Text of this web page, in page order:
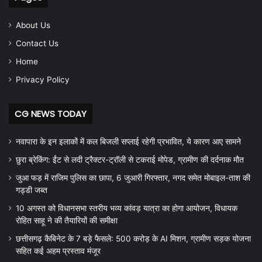
About Us
Contact Us
Home
Privacy Policy
CG NEWS TODAY
नवापारा के इन इलाकों में कल बिजली सप्लाई रहेगी प्रभावित, ये कारण आए सामने
छुरा ब्रेकिंग: ईंट से लदी ट्रैक्टर-ट्रॉली से टकराई मोपेड, ग्रामीण की दर्दनाक मौत
जुआ फड़ में राजिम पुलिस का छापा, 6 जुआरी गिरफ्तार, नगद समेत मोबाइल-ताश की
गड्डी जब्त
10 अगस्त को विधानसभा स्तरीय भव्य कांवड़ यात्रा का होगा आयोजन, विधायक
रोहित साहू ने की तैयारियों की समीक्षा
छत्तीसगढ़ कैबिनेट के 7 बड़े फैसले: 500 करोड़ के AI मिशन, ग्रामीण सड़क योजना
सहित कई अहम प्रस्ताव मंजूर